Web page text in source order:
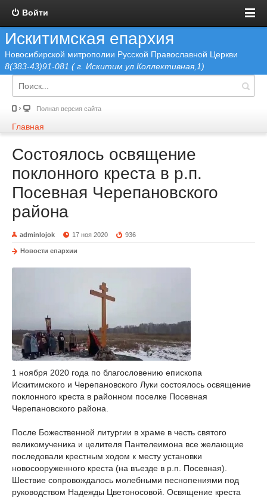
Войти
Искитимская епархия
Новосибирской митрополии Русской Православной Церкви
8(383-43)91-081 ( г. Искитим ул.Коллективная,1)
Полная версия сайта
Главная
Состоялось освящение
поклонного креста в р.п.
Посевная Черепановского
района
adminlojok 17 ноя 2020 936
Новости епархии
1 ноября 2020 года по благословению епископа
Искитимского и Черепановского Луки состоялось освящение
поклонного креста в районном поселке Посевная
Черепановского района.
После Божественной литургии в храме в честь святого
великомученика и целителя Пантелеимона все желающие
последовали крестным ходом к месту установки
новосооруженного креста (на въезде в р.п. Посевная).
Шествие сопровождалось молебными песнопениями под
руководством Надежды Цветоносовой. Освящение креста